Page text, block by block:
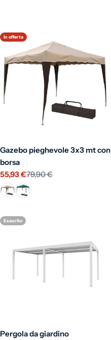
In offerta
Gazebo pieghevole 3x3 mt con
borsa
Prezzo di vendita
55,93 €
Prezzo normale
79,90 €
Esaurito
Pergola da giardino